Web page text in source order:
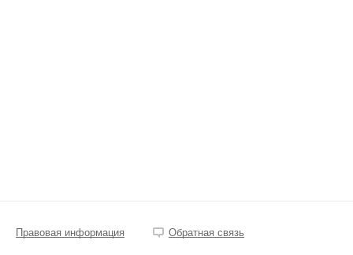
Правовая информация Обратная связь